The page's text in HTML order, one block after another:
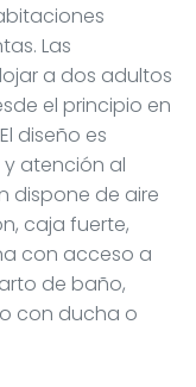
Las
a dos adultos
el principio en
diseño es
atención al
dispone de aire
caja fuerte,
con acceso a
de baño,
con ducha o